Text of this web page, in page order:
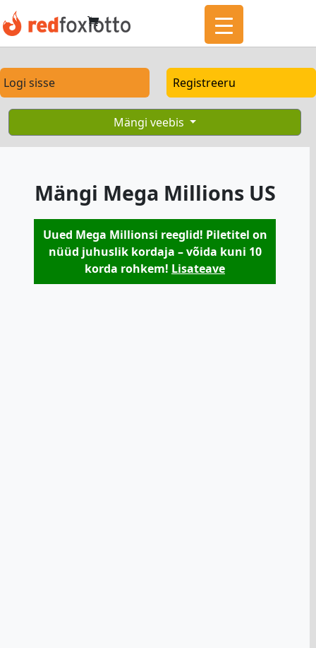
Logi sisse Registreeru
Mängi veebis
Mängi Mega Millions US
Uued Mega Millionsi reeglid! Piletitel on
nüüd juhuslik kordaja – võida kuni 10
korda rohkem! Lisateave